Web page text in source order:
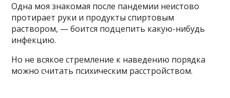
Одна моя знакомая после пандемии неистово
протирает руки и продукты спиртовым
раствором, — боится подцепить какую-нибудь
инфекцию.
Но не всякое стремление к наведению порядка
можно считать психическим расстройством.